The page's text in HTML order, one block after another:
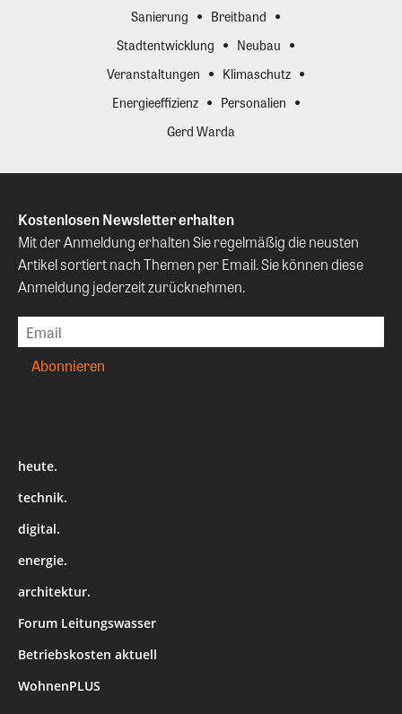
Sanierung
Breitband
Stadtentwicklung
Neubau
Veranstaltungen
Klimaschutz
Energieeffizienz
Personalien
Gerd Warda
Kostenlosen Newsletter erhalten
Mit der Anmeldung erhalten Sie regelmäßig die neusten
Artikel sortiert nach Themen per Email. Sie können diese
Anmeldung jederzeit zurücknehmen.
heute.
technik.
digital.
energie.
architektur.
Forum Leitungswasser
Betriebskosten aktuell
WohnenPLUS